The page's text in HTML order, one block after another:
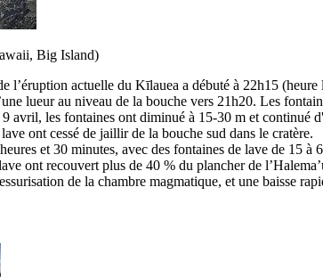
Big Island)
l’éruption actuelle du Kīlauea a débuté à 22h15
lueur au niveau de la bouche vers 21h20. Les
avril, les fontaines ont diminué à 15-30 m et continué
ont cessé de jaillir de la bouche sud dans le cratère.
et 30 minutes, avec des fontaines de lave de 15
ont recouvert plus de 40 % du plancher de
de la chambre magmatique, et une baisse